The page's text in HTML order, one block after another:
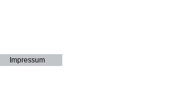
Impressum